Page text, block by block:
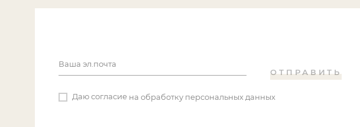
Ваша эл.почта
ОТПРАВИТЬ
Даю согласие на обработку персональных данных